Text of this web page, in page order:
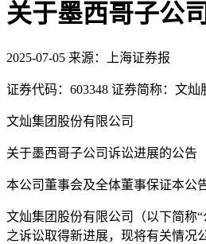
关于墨西哥子公
2025-07-05 来源：上海证券报
证券代码：603348 证券简称：文灿
文灿集团股份有限公司
关于墨西哥子公司诉讼进展的公告
本公司董事会及全体董事保证本公
文灿集团股份有限公司（以下简称
之诉讼取得新进展，现将有关情况